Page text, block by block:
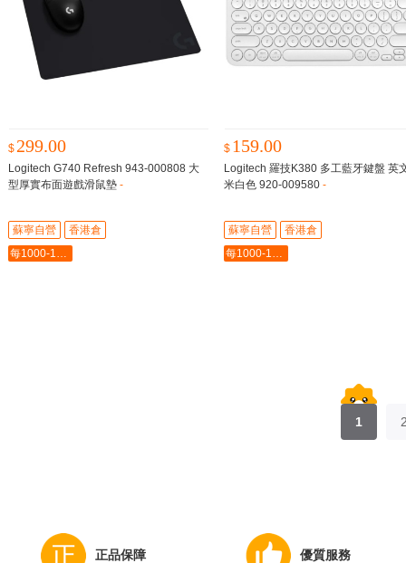
$ 299.00
Logitech G740 Refresh 943-000808 大
型厚實布面遊戲滑鼠墊 -
蘇寧自營
香港倉
每1000-100最多-5000
$ 159.00
Logitech 羅技K380 多工藍牙鍵盤 英
米白色 920-009580 -
蘇寧自營
香港倉
每1000-100最多-5000
1
正品保障 優質服務